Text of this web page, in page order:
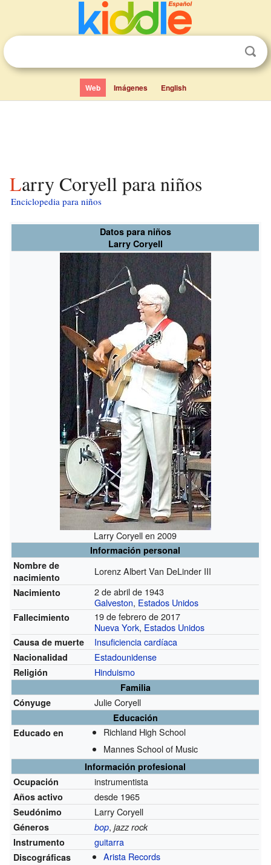
Web Imágenes English
Larry Coryell para niños
Enciclopedia para niños
Datos para niños
Larry Coryell
Larry Coryell en 2009
Información personal
Nombre de
nacimiento
Lorenz Albert Van DeLinder III
Nacimiento
2 de abril de 1943
Galveston, Estados Unidos
Fallecimiento
19 de febrero de 2017
Nueva York, Estados Unidos
Causa de muerte Insuficiencia cardíaca
Nacionalidad Estadounidense
Religión Hinduismo
Familia
Cónyuge
Julie Coryell
Educación
Educado en
Richland High School
Mannes School of Music
Información profesional
Ocupación
instrumentista
Años activo desde 1965
Seudónimo Larry Coryell
Géneros bop,jazz rock
Instrumento
guitarra
Discográficas
Arista Records